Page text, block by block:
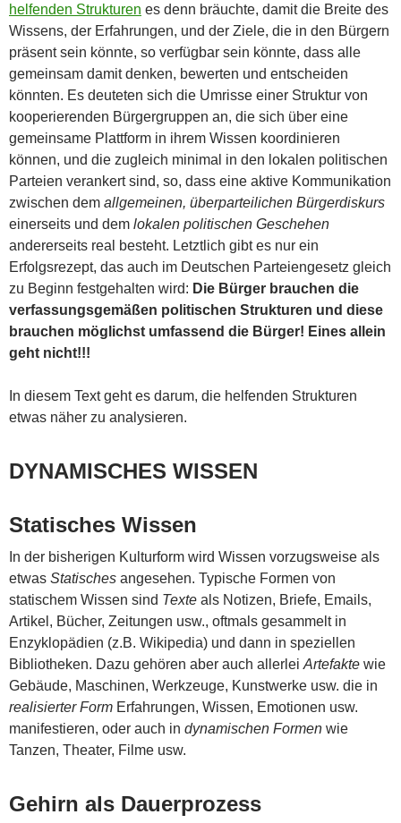
helfenden Strukturen es denn bräuchte, damit die Breite des
Wissens, der Erfahrungen, und der Ziele, die in den Bürgern
präsent sein könnte, so verfügbar sein könnte, dass alle
gemeinsam damit denken, bewerten und entscheiden
könnten. Es deuteten sich die Umrisse einer Struktur von
kooperierenden Bürgergruppen an, die sich über eine
gemeinsame Plattform in ihrem Wissen koordinieren
können, und die zugleich minimal in den lokalen politischen
Parteien verankert sind, so, dass eine aktive Kommunikation
zwischen dem allgemeinen, überparteilichen Bürgerdiskurs
einerseits und dem lokalen politischen Geschehen
andererseits real besteht. Letztlich gibt es nur ein
Erfolgsrezept, das auch im Deutschen Parteiengesetz gleich
zu Beginn festgehalten wird: Die Bürger brauchen die
verfassungsgemäßen politischen Strukturen und diese
brauchen möglichst umfassend die Bürger! Eines allein
geht nicht!!!
In diesem Text geht es darum, die helfenden Strukturen
etwas näher zu analysieren.
DYNAMISCHES WISSEN
Statisches Wissen
In der bisherigen Kulturform wird Wissen vorzugsweise als
etwas Statisches angesehen. Typische Formen von
statischem Wissen sind Texte als Notizen, Briefe, Emails,
Artikel, Bücher, Zeitungen usw., oftmals gesammelt in
Enzyklopädien (z.B. Wikipedia) und dann in speziellen
Bibliotheken. Dazu gehören aber auch allerlei Artefakte wie
Gebäude, Maschinen, Werkzeuge, Kunstwerke usw. die in
realisierter Form Erfahrungen, Wissen, Emotionen usw.
manifestieren, oder auch in dynamischen Formen wie
Tanzen, Theater, Filme usw.
Gehirn als Dauerprozess